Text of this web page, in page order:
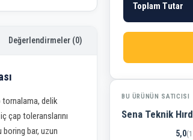
Değerlendirmeler (0)
tornalama, delik
çap toleranslarını
bar, uzun
Toplam Tutar
BU ÜRÜNÜN SATICISI
Sena Teknik
5,0